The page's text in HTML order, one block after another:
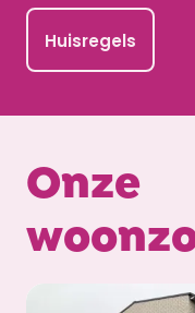
Huisregels
Onze